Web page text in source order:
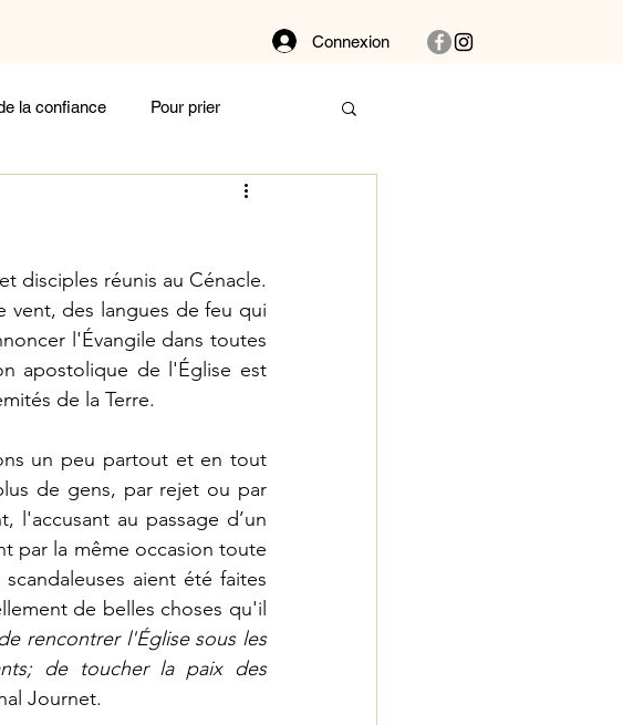
Connexion
la confiance Pour prier
Dans la buanderie
Célibat Couple
Ecoute et vibre !
Rayonne ! Autour des plantes
disciples réunis au Cénacle.
des langues de feu qui
l'Évangile dans toutes
apostolique de l'Église est
de la Terre.
un peu partout et en tout
de gens, par rejet ou par
l'accusant au passage d’un
par la même occasion toute
aient été faites
de belles choses qu'il
rencontrer l'Église sous les
de toucher la paix des
Journet.